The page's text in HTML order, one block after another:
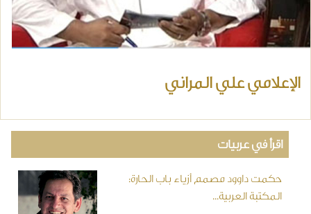
الإعلامي علي المراني
اقرأ في عربيات
حكمت داوود مصمم أزياء باب الحارة:
المكتبة العربية...